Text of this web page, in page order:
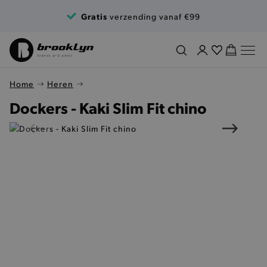
Gratis verzending vanaf €99
Home Heren
Dockers - Kaki Slim Fit chino